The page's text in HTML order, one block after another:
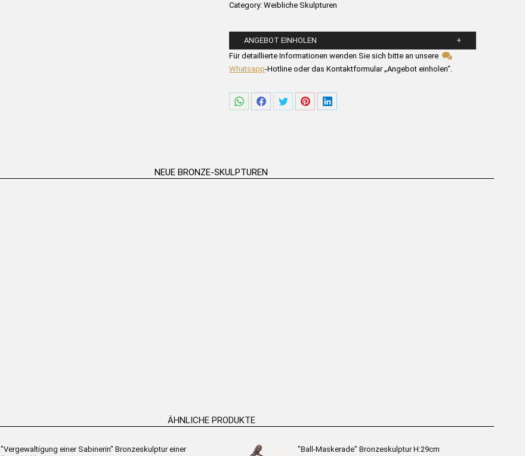
Category:Weibliche Skulpturen
ANGEBOT EINHOLEN
Bitte füllen Sie die untenstehenden Felder aus.
Für detaillierte Informationen wenden Sie sich bitte an unsere
Whatsapp-Hotline oder das Kontaktformular „Angebot einholen“.
ShareShareShareShareShare
NEUE BRONZE-SKULPTUREN
ÄHNLICHE PRODUKTE
"Vergewaltigung einer Sabinerin" Bronzeskulptur einer
"Ball-Maskerade" Bronzeskulptur H:29cm